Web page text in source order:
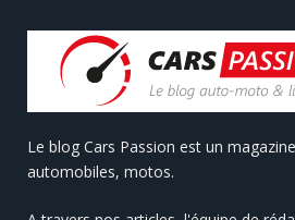
Le blog Cars Passion est un
automobiles, motos.